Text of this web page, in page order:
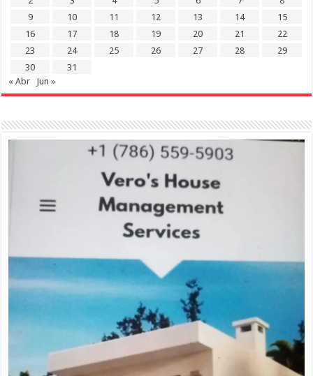
9
10 11 12 13 14
15
16
17 18 19 20 21
22
23
24 25 26 27 28
29
30
31
« Abr
Jun »